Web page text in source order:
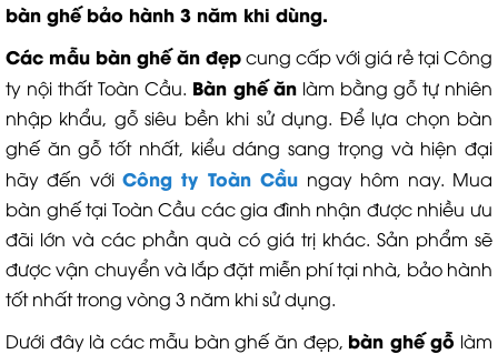
bàn ghế bảo hành 3 năm khi dùng.
Các mẫu bàn ghế ăn đẹpcung cấp với giá rẻ tại Công
ty nội thất Toàn Cầu. Bàn ghế ăn làm bằng gỗ tự nhiên
nhập khẩu, gỗ siêu bền khi sử dụng. Để lựa chọn bàn
ghế ăn gỗ tốt nhất, kiểu dáng sang trọng và hiện đại
hãy đến với Công ty Toàn Cầu ngay hôm nay. Mua
bàn ghế tại Toàn Cầu các gia đình nhận được nhiều ưu
đãi lớn và các phần quà có giá trị khác. Sản phẩm sẽ
được vận chuyển và lắp đặt miễn phí tại nhà, bảo hành
tốt nhất trong vòng 3 năm khi sử dụng.
Dưới đây là các mẫu bàn ghế ăn đẹp, bàn ghế gỗ làm